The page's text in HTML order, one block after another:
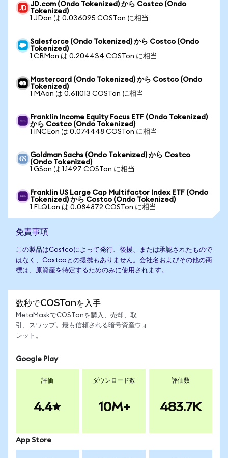
JD.com (Ondo Tokenized) から Costco (Ondo
Tokenized)
1 JDon は 0.036095 COSTon に相当
Salesforce (Ondo Tokenized) から Costco (Ondo
Tokenized)
1 CRMon は 0.204434 COSTon に相当
Mastercard (Ondo Tokenized) から Costco (Ondo
Tokenized)
1 MAon は 0.611013 COSTon に相当
Franklin Income Equity Focus ETF (Ondo Tokenized)
から Costco (Ondo Tokenized)
1 INCEon は 0.074448 COSTon に相当
Goldman Sachs (Ondo Tokenized) から Costco
(Ondo Tokenized)
1 GSon は 1.1497 COSTon に相当
Franklin US Large Cap Multifactor Index ETF (Ondo
Tokenized) から Costco (Ondo Tokenized)
1 FLQLon は 0.084872 COSTon に相当
免責事項
この製品はCostcoによって発行、後援、または承認されたもので
はなく、Costcoとの提携もありません。会社名およびその他の商
標は、原資産を特定するためのみに使用されます。
数秒でCOSTonを入手
MetaMaskでCOSTonを購入、売却、取
引、スワップ。最も信頼される暗号資産ウォ
レット。
Google Play
評価
4.4
ダウンロード数
10M+
評価数
483.7K
App Store